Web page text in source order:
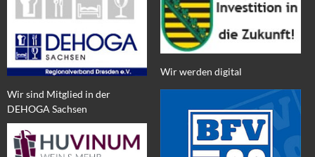
Wir sind Mitglied in der
DEHOGA Sachsen
Wir werden digital